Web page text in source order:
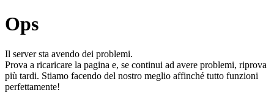
Ops
Il server sta avendo dei problemi.
Prova a ricaricare la pagina e, se continui ad avere problemi, riprova
più tardi. Stiamo facendo del nostro meglio affinché tutto funzioni
perfettamente!